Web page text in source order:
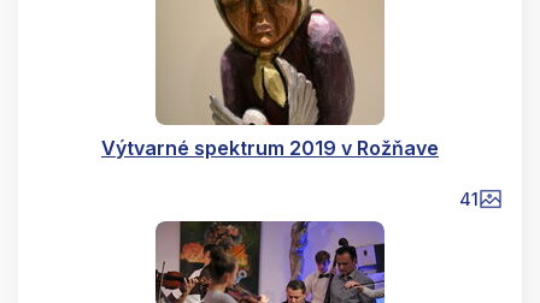
Výtvarné spektrum 2019 v Rožňave
41